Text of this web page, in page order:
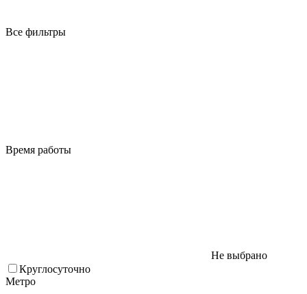
Все фильтры
Время работы
Не выбрано
Круглосуточно
Метро